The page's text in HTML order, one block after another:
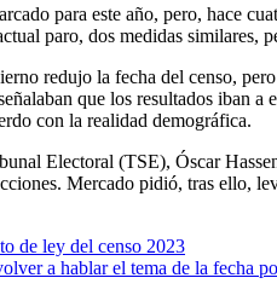
para este año, pero, hace
paro, dos medidas similares,
redujo la fecha del censo,
que los resultados iban a
con la realidad demográfica.
Electoral (TSE), Óscar
Mercado pidió, tras ello,
de ley del censo 2023
a hablar el tema de la fecha